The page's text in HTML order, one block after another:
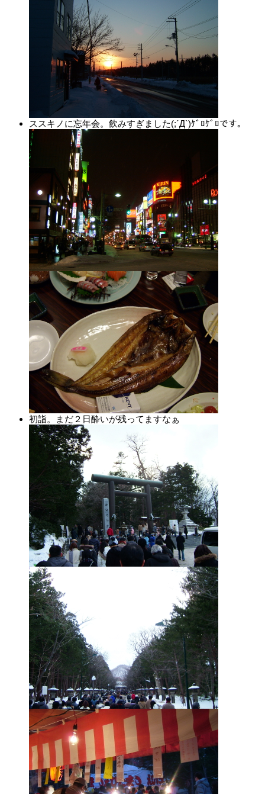
ススキノに忘年会。飲みすぎました(;´Д`)ｹﾞﾛｹﾞﾛです。
初詣。まだ２日酔いが残ってますなぁ